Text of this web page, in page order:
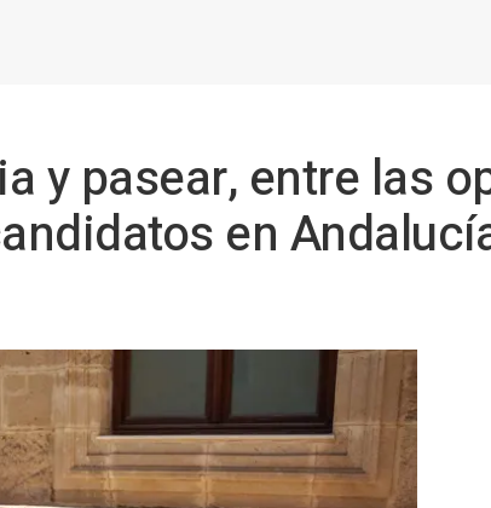
y pasear, entre las
en